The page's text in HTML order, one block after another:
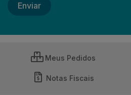
Meus Pedidos
Notas Fiscais